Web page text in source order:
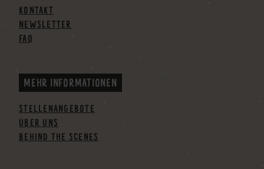
KONTAKT
NEWSLETTER
FAQ
MEHR INFORMATIONEN
STELLENANGEBOTE
ÜBER UNS
BEHIND THE SCENES